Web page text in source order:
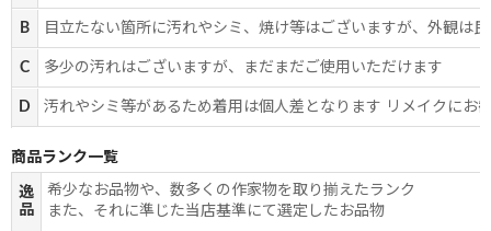
B 目立たない箇所に汚れやシミ、焼け等はございますが、外観は
C 多少の汚れはございますが、まだまだご使用いただけます
D 汚れやシミ等があるため着用は個人差となります リメイクにお
商品ランク一覧
逸
品
希少なお品物や、数多くの作家物を取り揃えたランク
また、それに準じた当店基準にて選定したお品物